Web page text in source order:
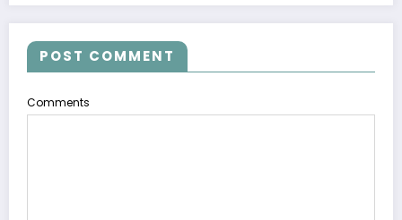
POST COMMENT
Comments